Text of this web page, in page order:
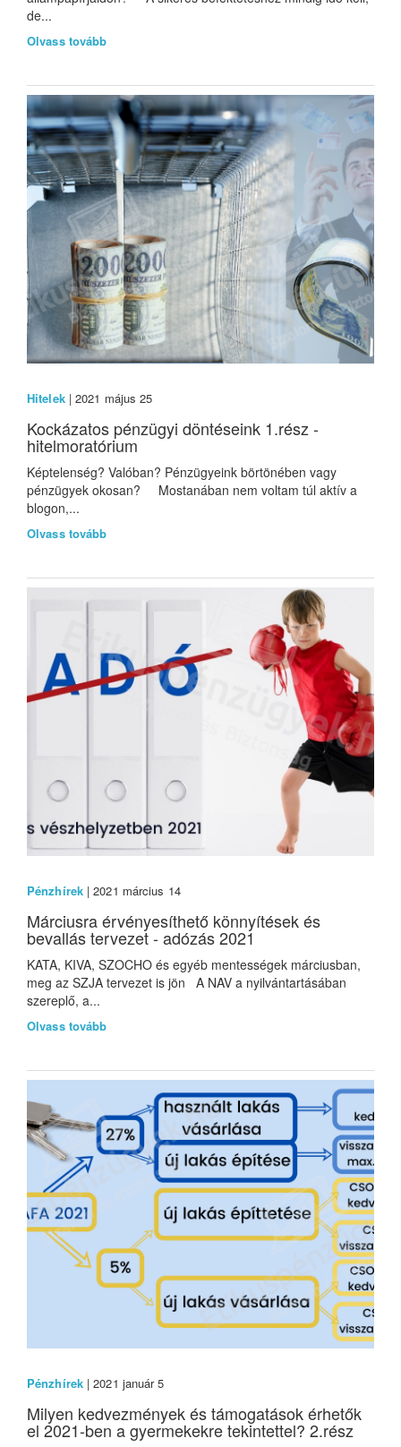
de...
Olvass tovább
Hitelek| 2021 május 25
Kockázatos pénzügyi döntéseink 1.rész -
hitelmoratórium
Képtelenség? Valóban? Pénzügyeink börtönében vagy
pénzügyek okosan? Mostanában nem voltam túl aktív a
blogon,...
Olvass tovább
Pénzhírek| 2021 március 14
Márciusra érvényesíthető könnyítések és
bevallás tervezet - adózás 2021
KATA, KIVA, SZOCHO és egyéb mentességek márciusban,
meg az SZJA tervezet is jön A NAV a nyilvántartásában
szereplő, a...
Olvass tovább
Pénzhírek| 2021 január 5
Milyen kedvezmények és támogatások érhetők
el 2021-ben a gyermekekre tekintettel? 2.rész